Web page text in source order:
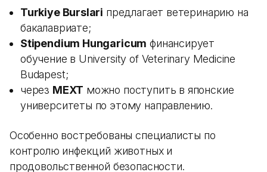
Turkiye Burslari предлагает ветеринарию на
бакалавриате;
Stipendium Hungaricum финансирует
обучение в University of Veterinary Medicine
Budapest;
через MEXT можно поступить в японские
университеты по этому направлению.
Особенно востребованы специалисты по
контролю инфекций животных и
продовольственной безопасности.